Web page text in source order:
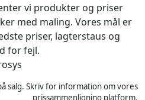
vi produkter og priser
med maling. Vores mål er
priser, lagterstaus og
for fejl.
salg. Skriv for information om vores
prissammenligning platform.